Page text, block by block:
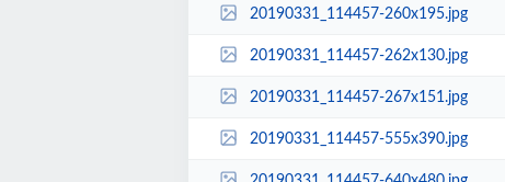
20190331_114457-260x195.jpg
20190331_114457-262x130.jpg
20190331_114457-267x151.jpg
20190331_114457-555x390.jpg